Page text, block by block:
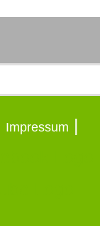
Impressum |